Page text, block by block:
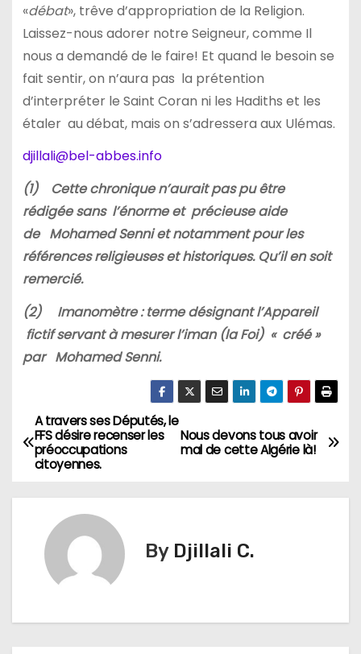
«débat», trêve d’appropriation de la Religion.
Laissez-nous adorer notre Seigneur, comme Il
nous a demandé de le faire! Et quand le besoin se
fait sentir, on n’aura pas la prétention
d’interpréter le Saint Coran ni les Hadiths et les
étaler au débat, mais on s’adressera aux Ulémas.
djillali@bel-abbes.info
(1) Cette chronique n’aurait pas pu être
rédigée sans l’énorme et précieuse aide
de Mohamed Senni et notamment pour les
références religieuses et historiques. Qu’il en soit
remercié.
(2)
Imanomètre : terme désignant l’Appareil
fictif servant à mesurer l’iman (la Foi) « créé »
par Mohamed Senni.
N
a
v
t
Nous devons tous avoir
mal de cette Algérie là!
A travers ses Députés, le
FFS désire recenser les
préoccupations
citoyennes.
By Djillali C.